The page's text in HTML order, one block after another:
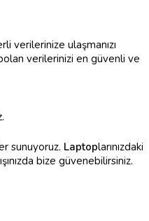
verilerinize ulaşmanızı
verilerinizi en güvenli ve
sunuyoruz. Laptoplarınızdaki
bize güvenebilirsiniz.